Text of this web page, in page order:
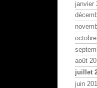
janvier
août
juillet
juin